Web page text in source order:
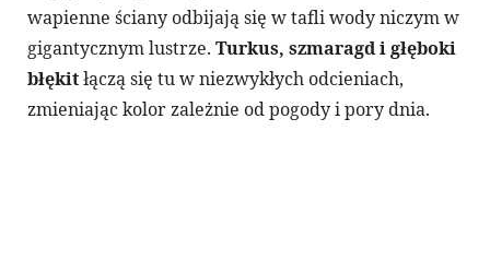
wapienne ściany odbijają się w tafli wody niczym w
gigantycznym lustrze. Turkus, szmaragd i głęboki
błękitłączą się tu w niezwykłych odcieniach,
zmieniając kolor zależnie od pogody i pory dnia.